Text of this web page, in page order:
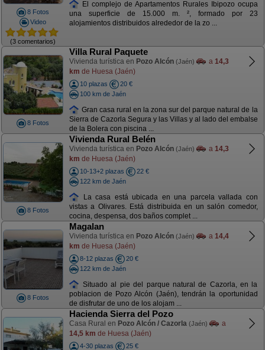
8 Fotos
Video
(3 comentarios)
El complejo de Apartamentos Rurales Ibipozo ocupa
una superficie de 15.000 m. ², formado por 23
alojamientos distribuidos alrededor de la zo ...
8 Fotos
Villa Rural Paquete
Vivienda turística en Pozo Alcón (Jaén) a 14,3
km de Huesa (Jaén)
10 plazas
20 €
100 km de Jaén
Gran casa rural en la zona sur del parque natural de la
Sierra de Cazorla Segura y las Villas y al lado del embalse
de la Bolera con piscina ...
8 Fotos
Vivienda Rural Belén
Vivienda turística en Pozo Alcón (Jaén) a 14,3
km de Huesa (Jaén)
10-13+2 plazas
22 €
122 km de Jaén
La casa está ubicada en una parcela vallada con
vistas a Olivares. Está distribuida en un salón comedor,
cocina, despensa, dos baños complet ...
8 Fotos
Magalan
Vivienda turística en Pozo Alcón (Jaén) a 14,4
km de Huesa (Jaén)
8-12 plazas
20 €
122 km de Jaén
Situado al pie del parque natural de Cazorla, en la
poblacion de Pozo Alcón (Jaén), tendrán la oportunidad
de disfrutar de uno de los alojam ...
Hacienda Sierra del Pozo
Casa Rural en Pozo Alcón / Cazorla (Jaén)
a
14,5 km de Huesa (Jaén)
4-30 plazas
25 €